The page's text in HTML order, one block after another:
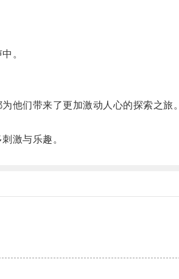
。
们带来了更加激动人心的探索之旅。
激与乐趣。